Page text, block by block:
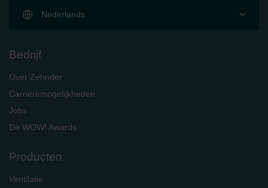
Nederlands
Bedrijf
Over Zehnder
Carrièremogelijkheden
Jobs
De WOW! Awards
Producten
Ventilatie